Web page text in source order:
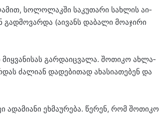
სო­ლო­ლაკ­ში სა­კუ­თა­რი სახ­ლის აი­
გად­მო­ვარ­და (აი­ვანს და­ბა­ლი მო­ა­ჯი­რი
გარ­და­იც­ვა­ლა. შო­თი­კო ახ­ლა­
ძა­ლი­ან და­დე­ბი­თად ახა­სი­ა­თე­ბენ და
ეხ­მა­უ­რე­ბა. წე­რენ, რომ შო­თი­კო